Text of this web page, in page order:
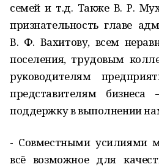
семей и т.д. Также В. Р.
признательность главе
В. Ф. Вахитову, всем
поселения, трудовым
руководителям
представителям
поддержку в выполнении
- Совместными усилиями
всё возможное для